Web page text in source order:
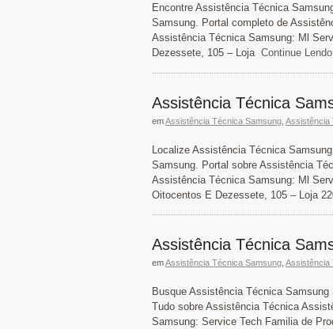
Encontre Assistência Técnica
Samsung. Portal completo de
Assistência Técnica Samsung: Ml
Dezessete, 105 – LojaContinue
Assistência Técnica
emAssistência Técnica Samsung Assistência
Localize Assistência Técnica
Samsung. Portal sobre Assistência
Assistência Técnica Samsung: Ml
Oitocentos E Dezessete, 105 – Loja
Assistência Técnica
emAssistência Técnica Samsung Assistência
Busque Assistência Técnica
Tudo sobre Assistência Técnica
Samsung: Service Tech Familia de